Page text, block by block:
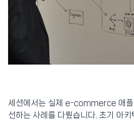
세션에서는 실제 e-commerce 애플
선하는 사례를 다뤘습니다. 초기 아